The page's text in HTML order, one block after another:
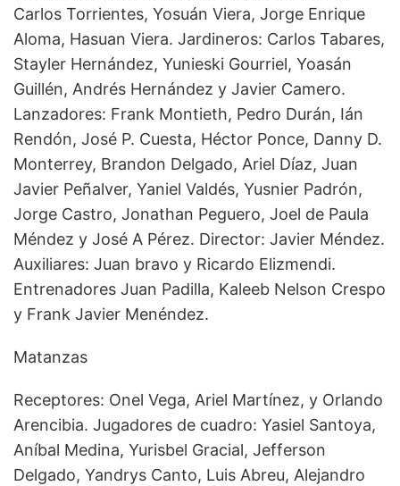
Carlos Torrientes, Yosuán Viera, Jorge Enrique
Aloma, Hasuan Viera. Jardineros: Carlos Tabares,
Stayler Hernández, Yunieski Gourriel, Yoasán
Guillén, Andrés Hernández y Javier Camero.
Lanzadores: Frank Montieth, Pedro Durán, Ián
Rendón, José P. Cuesta, Héctor Ponce, Danny D.
Monterrey, Brandon Delgado, Ariel Díaz, Juan
Javier Peñalver, Yaniel Valdés, Yusnier Padrón,
Jorge Castro, Jonathan Peguero, Joel de Paula
Méndez y José A Pérez. Director: Javier Méndez.
Auxiliares: Juan bravo y Ricardo Elizmendi.
Entrenadores Juan Padilla, Kaleeb Nelson Crespo
y Frank Javier Menéndez.
Matanzas
Receptores: Onel Vega, Ariel Martínez, y Orlando
Arencibia. Jugadores de cuadro: Yasiel Santoya,
Aníbal Medina, Yurisbel Gracial, Jefferson
Delgado, Yandrys Canto, Luis Abreu, Alejandro